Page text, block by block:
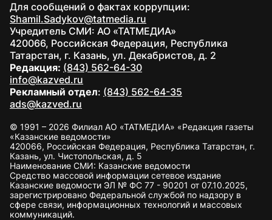
Для сообщений о фактах коррупции:
Shamil.Sadykov@tatmedia.ru
Учредитель СМИ: АО «ТАТМЕДИА»
420066, Российская Федерация, Республика
Татарстан, г. Казань, ул. Декабристов, д. 2
Редакция: (843) 562-64-30
info@kazved.ru
Рекламный отдел: (843) 562-64-35
ads@kazved.ru
© 1991 – 2026 Филиал АО «ТАТМЕДИА» «Редакция газеты
«Казанские ведомости»
420066, Российская Федерация, Республика Татарстан, г.
Казань, ул. Чистопольская, д. 5
Наименование СМИ: Казанские ведомости
Средство массовой информации сетевое издание
Казанские ведомости ЭЛ № ФС 77 - 90201 от 07.10.2025,
зарегистрировано Федеральной службой по надзору в
сфере связи, информационных технологий и массовых
коммуникаций.